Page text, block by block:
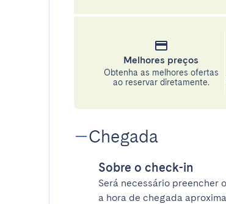
Melhores preços
Obtenha as melhores ofertas
ao reservar diretamente.
Chegada
Sobre o check-in
Será necessário preencher o
a hora de chegada